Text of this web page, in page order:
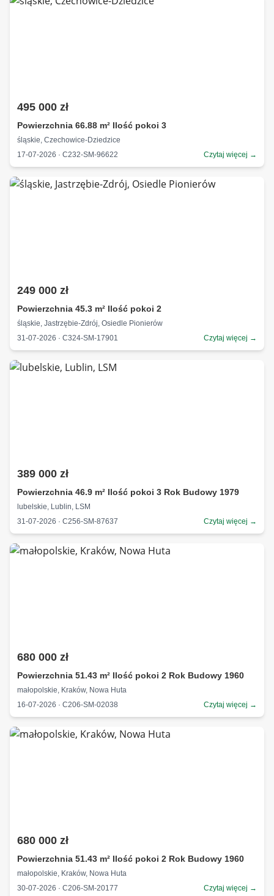
495 000 zł
Powierzchnia 66.88 m² Ilość pokoi 3
śląskie, Czechowice-Dziedzice
17-07-2026 · C232-SM-96622
Czytaj więcej →
249 000 zł
Powierzchnia 45.3 m² Ilość pokoi 2
śląskie, Jastrzębie-Zdrój, Osiedle Pionierów
31-07-2026 · C324-SM-17901
Czytaj więcej →
389 000 zł
Powierzchnia 46.9 m² Ilość pokoi 3 Rok Budowy 1979
lubelskie, Lublin, LSM
31-07-2026 · C256-SM-87637
Czytaj więcej →
680 000 zł
Powierzchnia 51.43 m² Ilość pokoi 2 Rok Budowy 1960
małopolskie, Kraków, Nowa Huta
16-07-2026 · C206-SM-02038
Czytaj więcej →
680 000 zł
Powierzchnia 51.43 m² Ilość pokoi 2 Rok Budowy 1960
małopolskie, Kraków, Nowa Huta
30-07-2026 · C206-SM-20177
Czytaj więcej →